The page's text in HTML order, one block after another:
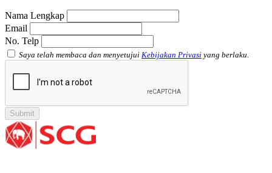
Nama Lengkap
Email
No. Telp
Saya telah membaca dan menyetujui Kebijakan Privasi yang berlaku.